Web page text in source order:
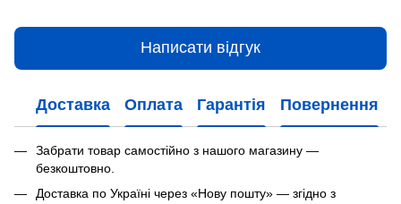
Написати відгук
Доставка Оплата Гарантія Повернення
Забрати товар самостійно з нашого магазину —
безкоштовно.
Доставка по Україні через «Нову пошту» — згідно з